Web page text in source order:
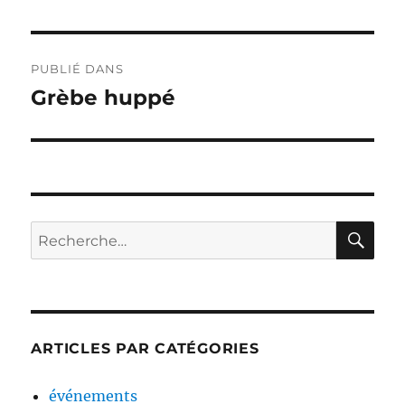
de
PUBLIÉ DANS
Grèbe huppé
Recherche
pour :
ARTICLES PAR CATÉGORIES
événements